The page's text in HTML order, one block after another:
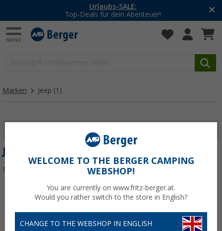
Urlaubs-SALE:
Top-Deals für dein Abenteuer!
Marken Jeep (1)
JEEP
Sortieren:
WELCOME TO THE BERGER CAMPING
WEBSHOP!
You are currently on www.fritz-berger.at.
Would you rather switch to the store in English?
CHANGE TO THE WEBSHOP IN ENGLISH